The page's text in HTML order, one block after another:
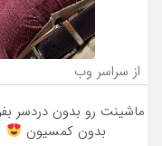
از سراسر وب
ماشینت رو بدون دردسر
بدون کمسیون